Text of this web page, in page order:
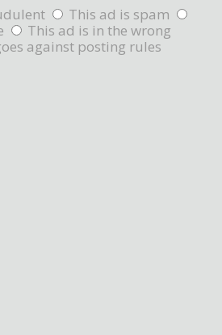
This ad is spam
This ad is in the wrong
against posting rules